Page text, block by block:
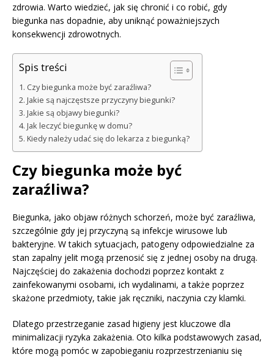
zdrowia. Warto wiedzieć, jak się chronić i co robić, gdy
biegunka nas dopadnie, aby uniknąć poważniejszych
konsekwencji zdrowotnych.
Spis treści
Czy biegunka może być zaraźliwa?
Jakie są najczęstsze przyczyny biegunki?
Jakie są objawy biegunki?
Jak leczyć biegunkę w domu?
Kiedy należy udać się do lekarza z biegunką?
Czy biegunka może być
zaraźliwa?
Biegunka, jako objaw różnych schorzeń, może być zaraźliwa,
szczególnie gdy jej przyczyną są infekcje wirusowe lub
bakteryjne. W takich sytuacjach, patogeny odpowiedzialne za
stan zapalny jelit mogą przenosić się z jednej osoby na drugą.
Najczęściej do zakażenia dochodzi poprzez kontakt z
zainfekowanymi osobami, ich wydalinami, a także poprzez
skażone przedmioty, takie jak ręczniki, naczynia czy klamki.
Dlatego przestrzeganie zasad higieny jest kluczowe dla
minimalizacji ryzyka zakażenia. Oto kilka podstawowych zasad,
które mogą pomóc w zapobieganiu rozprzestrzenianiu się